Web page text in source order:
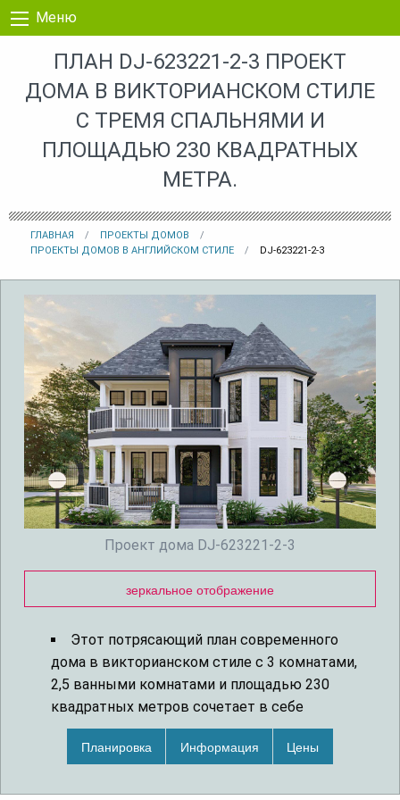
Перейти к контенту
Меню
ПЛАН DJ-623221-2-3 ПРОЕКТ
ДОМА В ВИКТОРИАНСКОМ СТИЛЕ
С ТРЕМЯ СПАЛЬНЯМИ И
ПЛОЩАДЬЮ 230 КВАДРАТНЫХ
МЕТРА.
ГЛАВНАЯ
ПРОЕКТЫ ДОМОВ
ПРОЕКТЫ ДОМОВ В АНГЛИЙСКОМ СТИЛЕ
DJ-623221-2-3
Проект дома DJ-623221-2-3
зеркальное отображение
Этот потрясающий план современного
дома в викторианском стиле с 3 комнатами,
2,5 ванными комнатами и площадью 230
квадратных метров сочетает в себе
современный стиль с традиционным стилем
прошлого. Крытая веранда снаружи окружена
делают ее гостеприимной для всех.
Планировка Информация Цены